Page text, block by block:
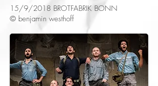
15/9/2018 BROTFABRIK BONN
© benjamin westhoff